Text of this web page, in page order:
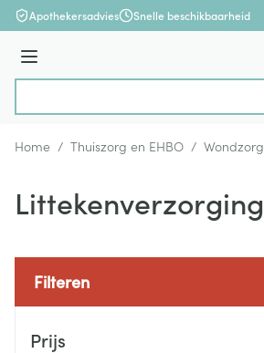
Ga naar de inhoud
Apothekersadvies Snelle beschikbaarheid
Menu
Home / Thuiszorg en EHBO / Wondzorg
Littekenverzorging
Filteren
Prijs